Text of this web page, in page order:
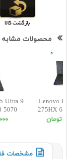
محصولات مشابه
Ultra 9
5070
Lenovo
275HX 64
مشخصات